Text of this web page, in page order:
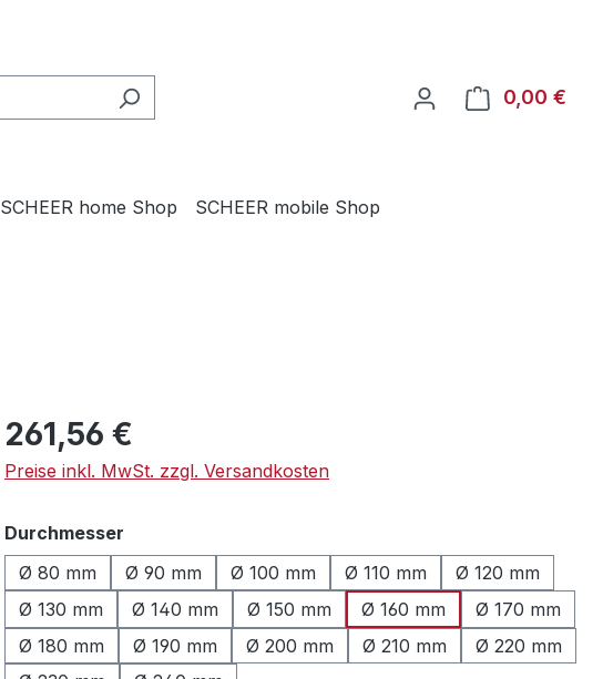
0,00 €
SCHEER home Shop SCHEER mobile Shop
Regulärer Preis:
261,56 €
Preise inkl. MwSt. zzgl. Versandkosten
Durchmesser
Ø 80 mm
Ø 90 mm Ø 100 mm Ø 110 mm
Ø 120 mm
Ø 130 mm
Ø 140 mm Ø 150 mm Ø 160 mm
Ø 170 mm
Ø 180 mm
Ø 190 mm Ø 200 mm Ø 210 mm
Ø 220 mm